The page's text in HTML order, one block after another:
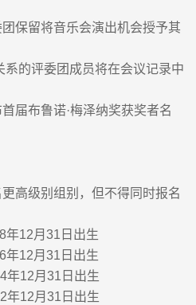
保留将音乐会演出机会授予其
系的评委团成员将在会议记录中
届布鲁诺·梅泽纳奖获奖者名
高级别组别，但不得同时报名
年12月31 日出生
年12月31 日出生
年12月31 日出生
年12月31 日出生